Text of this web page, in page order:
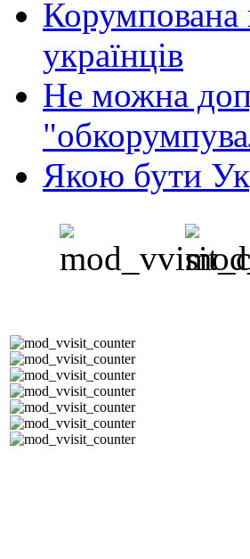
Корумпована
українців
Не можна
Якою бути